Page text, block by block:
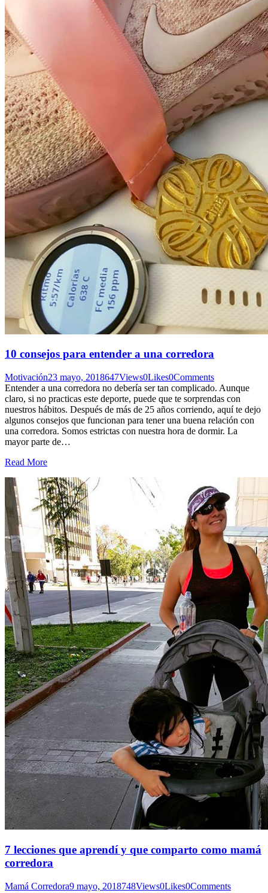
10 consejos para entender a una corredora
Motivación23 mayo, 2018647Views0Likes0Comments
Entender a una corredora no debería ser tan complicado. Aunque
claro, si no practicas este deporte, puede que te sorprendas con
nuestros hábitos. Después de más de 25 años corriendo, aquí te dejo
algunos consejos que funcionan para tener una buena relación con
una corredora. Somos estrictas con nuestra hora de dormir. La
mayor parte de…
Read More
7 lecciones que aprendí y que comparto como mamá
corredora
Mamá Corredora9 mayo, 2018748Views0Likes0Comments